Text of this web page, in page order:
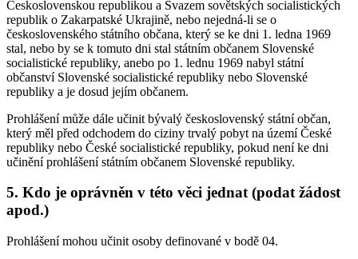
Československou republikou a Svazem sovětských socialistických
republik o Zakarpatské Ukrajině, nebo nejedná-li se o
československého státního občana, který se ke dni 1. ledna 1969
stal, nebo by se k tomuto dni stal státním občanem Slovenské
socialistické republiky, anebo po 1. lednu 1969 nabyl státní
občanství Slovenské socialistické republiky nebo Slovenské
republiky a je dosud jejím občanem.
Prohlášení může dále učinit bývalý československý státní občan,
který měl před odchodem do ciziny trvalý pobyt na území České
republiky nebo České socialistické republiky, pokud není ke dni
učinění prohlášení státním občanem Slovenské republiky.
5. Kdo je oprávněn v této věci jednat (podat žádost
apod.)
Prohlášení mohou učinit osoby definované v bodě 04.